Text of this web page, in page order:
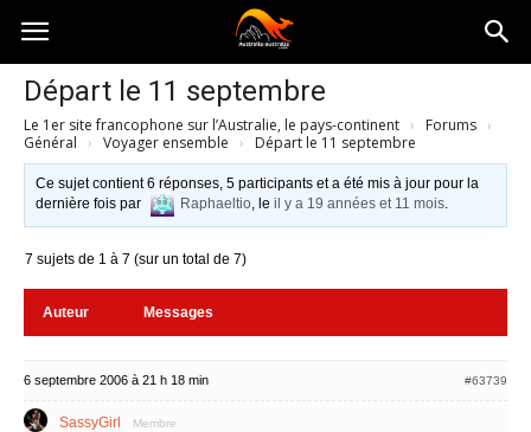
Australia-
australie.com
Départ le 11 septembre
Le 1er site francophone sur l’Australie, le pays-continent › Forums ›
Général › Voyager ensemble › Départ le 11 septembre
Ce sujet contient 6 réponses, 5 participants et a été mis à jour pour la
dernière fois par
Raphaeltio, leil y a 19 années et 11 mois.
7 sujets de 1 à 7 (sur un total de 7)
Auteur Messages
6 septembre 2006 à 21 h 18 min #63739
SassyGirl Membre